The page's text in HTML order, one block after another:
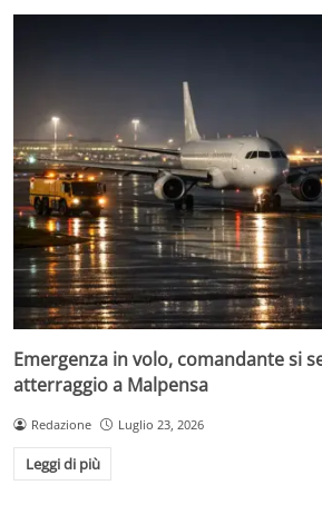
Emergenza in volo, comandante si
atterraggio a Malpensa
Redazione Luglio 23, 2026
Leggi di più